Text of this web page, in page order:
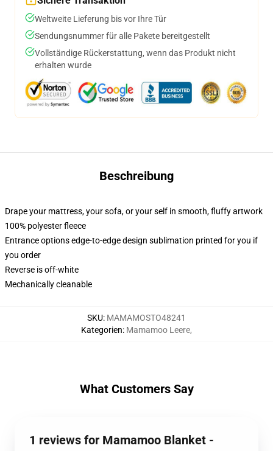
Weltweite Lieferung bis vor Ihre Tür
Sendungsnummer für alle Pakete bereitgestellt
Vollständige Rückerstattung, wenn das Produkt nicht
erhalten wurde
Beschreibung
Drape your mattress, your sofa, or your self in smooth, fluffy artwork
100% polyester fleece
Entrance options edge-to-edge design sublimation printed for you if
you order
Reverse is off-white
Mechanically cleanable
SKU: MAMAMOSTO48241
Kategorien: Mamamoo Leere,
What Customers Say
1 reviews for Mamamoo Blanket -